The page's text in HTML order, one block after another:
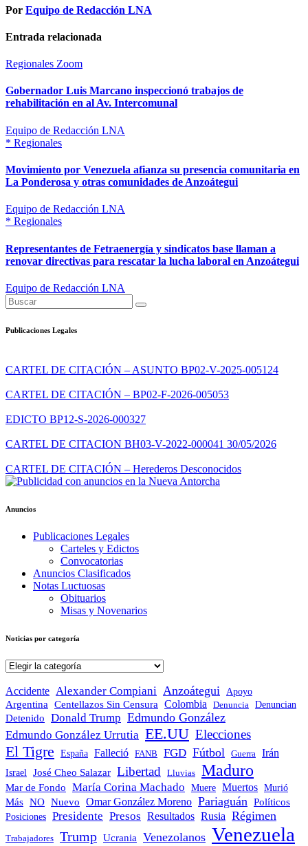
Por Equipo de Redacción LNA
Entrada relacionada
Regionales Zoom
Gobernador Luis Marcano inspeccionó trabajos de
rehabilitación en al Av. Intercomunal
Equipo de Redacción LNA
* Regionales
Movimiento por Venezuela afianza su presencia comunitaria en
La Ponderosa y otras comunidades de Anzoátegui
Equipo de Redacción LNA
* Regionales
Representantes de Fetraenergía y sindicatos base llaman a
renovar directivas para rescatar la lucha laboral en Anzoátegui
Equipo de Redacción LNA
Publicaciones Legales
CARTEL DE CITACIÓN – ASUNTO BP02-V-2025-005124
CARTEL DE CITACIÓN – BP02-F-2026-005053
EDICTO BP12-S-2026-000327
CARTEL DE CITACION BH03-V-2022-000041 30/05/2026
CARTEL DE CITACIÓN – Herederos Desconocidos
Anuncios
Publicaciones Legales
Carteles y Edictos
Convocatorias
Anuncios Clasificados
Notas Luctuosas
Obituarios
Misas y Novenarios
Noticias por categoría
Noticias
categoría
Accidente Alexander Compiani Anzoátegui
Apoyo
Argentina
Centellazos Sin Censura Colombia Denuncia
Denuncian
Detenido
Donald Trump Edmundo González
Edmundo González Urrutia EE.UU Elecciones
El Tigre España Falleció FANB FGD Fútbol Guerra Irán
Israel José Cheo Salazar Libertad Lluvias Maduro
Mar de Fondo María Corina Machado Muere Muertos Murió
Más NO Nuevo Omar González Moreno Pariaguán Políticos
Posiciones Presidente Presos Resultados Rusia Régimen
Trabajadores Trump Ucrania Venezolanos Venezuela